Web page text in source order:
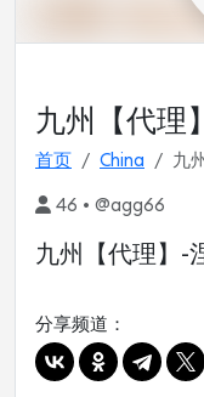
九州【代理
首页 China 九
46 • @agg66
九州【代理】-
分享频道：